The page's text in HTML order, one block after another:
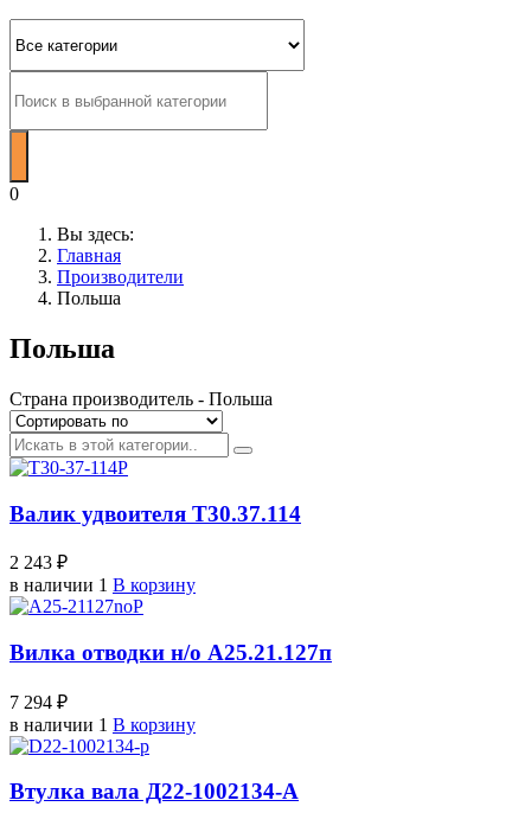
0
Вы здесь:
Главная
Производители
Польша
Польша
Страна производитель - Польша
Валик удвоителя Т30.37.114
2 243 ₽
в наличии 1 В корзину
Вилка отводки н/о А25.21.127п
7 294 ₽
в наличии 1 В корзину
Втулка вала Д22-1002134-А